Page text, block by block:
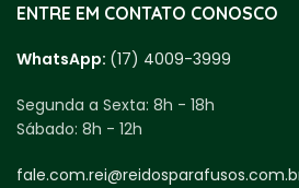
ENTRE EM CONTATO CONOSCO
WhatsApp: (17) 4009-3999
Segunda a Sexta: 8h - 18h
Sábado: 8h - 12h